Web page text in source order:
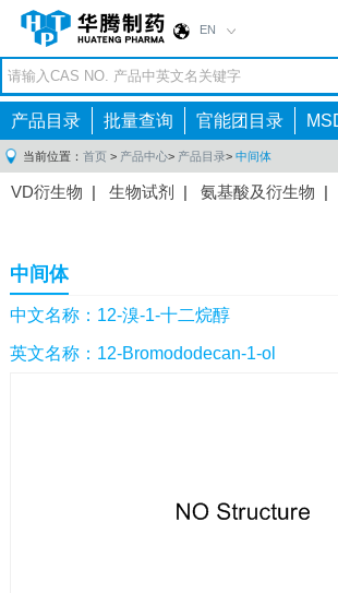
EN
产品目录 批量查询 官能团目录
当前位置： 首页 > 产品中心> 产品目录> 中间体
VD衍生物 | 生物试剂 | 氨基酸及衍生物 |
间体|
感染药物中间体
体 |抗精神病药物中间体|
药中间体|其他原料药中间体|
中间体
中文名称：12-溴-1-十二烷醇
英文名称：12-Bromododecan-1-ol